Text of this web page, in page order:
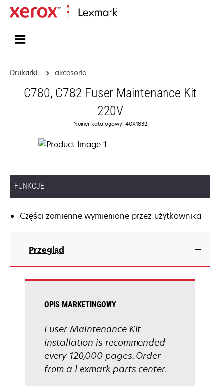
Drukarki akcesoria
C780, C782 Fuser Maintenance Kit
220V
Numer katalogowy: 40X1832
FUNKCJE
Części zamienne wymieniane przez użytkownika
Przegląd
OPIS MARKETINGOWY
Fuser Maintenance Kit
installation is recommended
every 120,000 pages. Order
from a Lexmark parts center.